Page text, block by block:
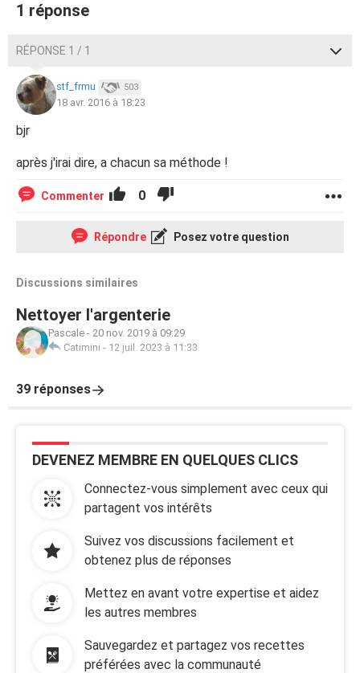
1 réponse
RÉPONSE 1 / 1
stf_frmu 503
18 avr. 2016 à 18:23
bjr
après j'irai dire, a chacun sa méthode !
Commenter 0
Répondre Posez votre question
Discussions similaires
Nettoyer l'argenterie
Pascale - 20 nov. 2019 à 09:29
Catimini - 12 juil. 2023 à 11:33
39 réponses
DEVENEZ MEMBRE EN QUELQUES CLICS
Connectez-vous simplement avec ceux qui
partagent vos intérêts
Suivez vos discussions facilement et
obtenez plus de réponses
Mettez en avant votre expertise et aidez
les autres membres
Sauvegardez et partagez vos recettes
préférées avec la communauté